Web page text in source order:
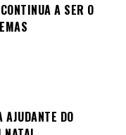
A SER O
DO